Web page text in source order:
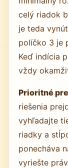
celý riadok
je teda
políčko 3 je
Keď indícia
vždy
Prioritné
riešenia
vyhľadajte
riadky a
ponecháva
vyriešte